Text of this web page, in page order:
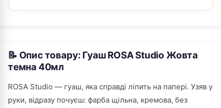
📝 Опис товару: Гуаш ROSA Studio Жовта
темна 40мл
ROSA Studio — гуаш, яка справді ліпить на папері. Узяв у
руки, відразу почуєш: фарба щільна, кремова, без